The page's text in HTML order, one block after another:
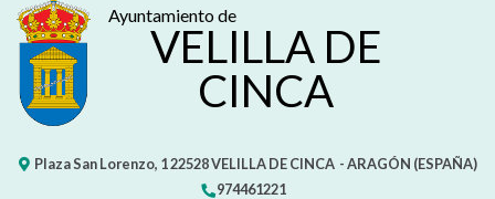
Ayuntamiento de
VELILLA DE
CINCA
Plaza San Lorenzo, 122528VELILLA DE CINCA - ARAGÓN (ESPAÑA)
974461221